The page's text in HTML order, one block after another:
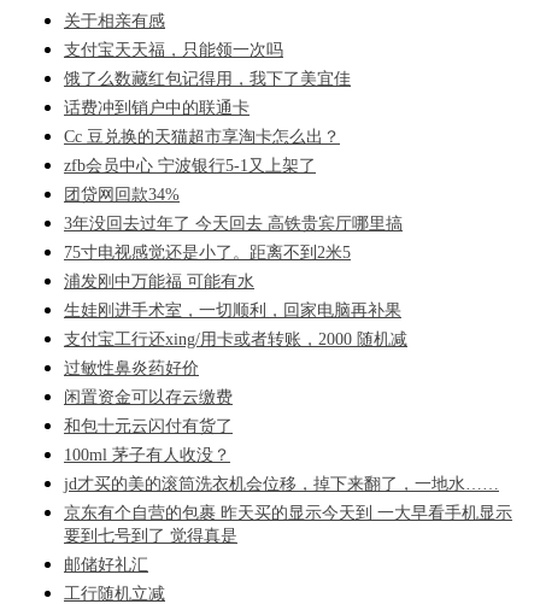
关于相亲有感
支付宝天天福，只能领一次吗
饿了么数藏红包记得用，我下了美宜佳
话费冲到销户中的联通卡
Cc 豆兑换的天猫超市享淘卡怎么出？
zfb会员中心 宁波银行5-1又上架了
团贷网回款34%
3年没回去过年了 今天回去 高铁贵宾厅哪里搞
75寸电视感觉还是小了。距离不到2米5
浦发刚中万能福 可能有水
生娃刚进手术室，一切顺利，回家电脑再补果
支付宝工行还xing/用卡或者转账，2000 随机减
过敏性鼻炎药好价
闲置资金可以存云缴费
和包十元云闪付有货了
100ml 茅子有人收没？
jd才买的美的滚筒洗衣机会位移，掉下来翻了，一地水……
京东有个自营的包裹 昨天买的显示今天到 一大早看手机显示
要到七号到了 觉得真是
邮储好礼汇
工行随机立减